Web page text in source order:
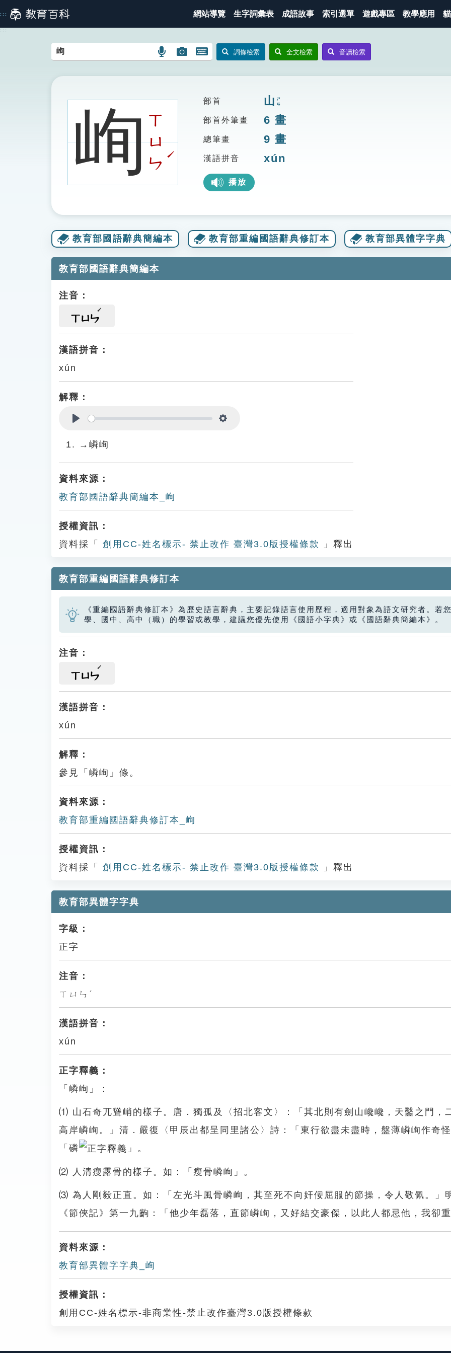
到
主
::: 網站導覽 生字詞彙表 成語故事 索引選單 遊戲專區 教學應用
:::
語
搜
圖
圖
搜
開
鍵
圖
詞條檢索 全文檢索 音讀檢索
峋ㄒ
ㄩ
ㄣ
ˊ
部首 山 ㄕㄢ
部首外筆畫 6 畫
總筆畫 9 畫
漢語拼音 xún
播放
教育部國語辭典簡編本 教育部重編國語辭典修訂本 教育部異體字字典
教育部國語辭典簡編本
注音：
ㄒㄩㄣ
漢語拼音：
xún
解釋：
→嶙峋
資料來源：
教育部國語辭典簡編本_峋
授權資訊：
資料採「
創用CC-姓名標示- 禁止改作 臺灣3.0版授權條款 」釋出
教育部重編國語辭典修訂本
《重編國語辭典修訂本》為歷史語言辭典，主要記錄語言使用歷程，適用對象為語文研究者。若
學、國中、高中（職）的學習或教學，建議您優先使用《國語小字典》或《國語辭典簡編本》。
注音：
ㄒㄩㄣ
漢語拼音：
xún
解釋：
參見「嶙峋」條。
資料來源：
教育部重編國語辭典修訂本_峋
授權資訊：
資料採「
創用CC-姓名標示- 禁止改作 臺灣3.0版授權條款 」釋出
教育部異體字字典
字級：
正字
注音：
ㄒㄩㄣˊ
漢語拼音：
xún
正字釋義：
「嶙峋」：
⑴ 山石奇兀聳峭的樣子。唐．獨孤及〈招北客文〉：「其北則有劍山巉巉，天鑿之門，
高岸嶙峋。」清．嚴復〈甲辰出都呈同里諸公〉詩：「東行欲盡未盡時，盤薄嶙峋作奇
「磷
」。
⑵ 人清瘦露骨的樣子。如：「瘦骨嶙峋」。
⑶ 為人剛毅正直。如：「左光斗風骨嶙峋，其至死不向奸佞屈服的節操，令人敬佩。」
《節俠記》第一九齣：「他少年磊落，直節嶙峋，又好結交豪傑，以此人都忌他，我卻
資料來源：
教育部異體字字典_峋
授權資訊：
創用CC-姓名標示-非商業性-禁止改作臺灣3.0版授權條款